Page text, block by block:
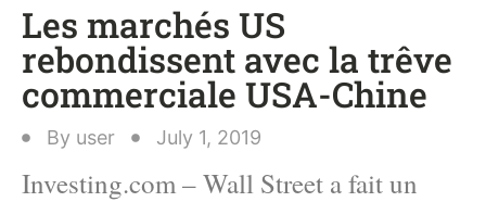
Les marchés US
rebondissent avec la trêve
commerciale USA-Chine
By user July 1, 2019
Investing.com – Wall Street a fait un